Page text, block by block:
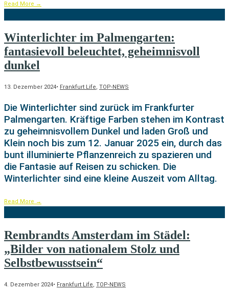
Read More →
Winterlichter im Palmengarten:
fantasievoll beleuchtet, geheimnisvoll
dunkel
13. Dezember 2024• Frankfurt Life, TOP-NEWS
Die Winterlichter sind zurück im Frankfurter
Palmengarten. Kräftige Farben stehen im Kontrast
zu geheimnisvollem Dunkel und laden Groß und
Klein noch bis zum 12. Januar 2025 ein, durch das
bunt illuminierte Pflanzenreich zu spazieren und
die Fantasie auf Reisen zu schicken. Die
Winterlichter sind eine kleine Auszeit vom Alltag.
Read More →
Rembrandts Amsterdam im Städel:
„Bilder von nationalem Stolz und
Selbstbewusstsein“
4. Dezember 2024• Frankfurt Life, TOP-NEWS